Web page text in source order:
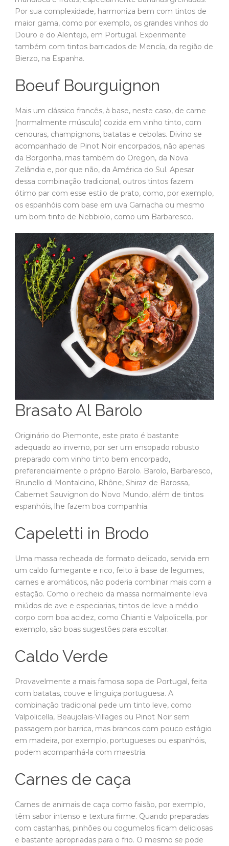
Por sua complexidade, harmoniza bem com tintos de
maior gama, como por exemplo, os grandes vinhos do
Douro e do Alentejo, em Portugal. Experimente
também com tintos barricados de Mencía, da região de
Bierzo, na Espanha.
Boeuf Bourguignon
Mais um clássico francês, à base, neste caso, de carne
(normalmente músculo) cozida em vinho tinto, com
cenouras, champignons, batatas e cebolas. Divino se
acompanhado de Pinot Noir encorpados, não apenas
da Borgonha, mas também do Oregon, da Nova
Zelândia e, por que não, da América do Sul. Apesar
dessa combinação tradicional, outros tintos fazem
ótimo par com esse estilo de prato, como, por exemplo,
os espanhóis com base em uva Garnacha ou mesmo
um bom tinto de Nebbiolo, como um Barbaresco.
Brasato Al Barolo
Originário do Piemonte, este prato é bastante
adequado ao inverno, por ser um ensopado robusto
preparado com vinho tinto bem encorpado,
preferencialmente o próprio Barolo. Barolo, Barbaresco,
Brunello di Montalcino, Rhône, Shiraz de Barossa,
Cabernet Sauvignon do Novo Mundo, além de tintos
espanhóis, lhe fazem boa companhia.
Capeletti in Brodo
Uma massa recheada de formato delicado, servida em
um caldo fumegante e rico, feito à base de legumes,
carnes e aromáticos, não poderia combinar mais com a
estação. Como o recheio da massa normalmente leva
miúdos de ave e especiarias, tintos de leve a médio
corpo com boa acidez, como Chianti e Valpolicella, por
exemplo, são boas sugestões para escoltar.
Caldo Verde
Provavelmente a mais famosa sopa de Portugal, feita
com batatas, couve e linguiça portuguesa. A
combinação tradicional pede um tinto leve, como
Valpolicella, Beaujolais-Villages ou Pinot Noir sem
passagem por barrica, mas brancos com pouco estágio
em madeira, por exemplo, portugueses ou espanhóis,
podem acompanhá-la com maestria.
Carnes de caça
Carnes de animais de caça como faisão, por exemplo,
têm sabor intenso e textura firme. Quando preparadas
com castanhas, pinhões ou cogumelos ficam deliciosas
e bastante apropriadas para o frio. O mesmo se pode